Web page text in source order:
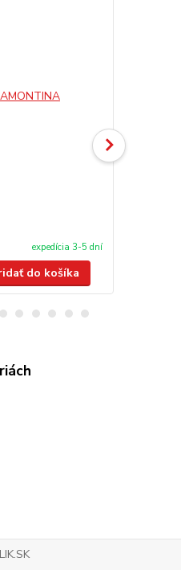
expedícia 3-5 dní
do košíka